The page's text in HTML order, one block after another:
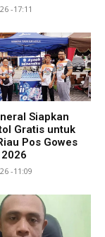
-17:11
Siapkan
Gratis untuk
Pos Gowes
-11:09